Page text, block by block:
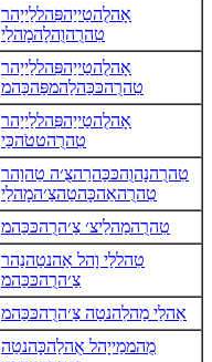
אָהלֻהטַייַהפִּהללַייָהר
טִהרֻהוֻהלָהמָהלַי
אָהלֻהטַייַהפִּהללַייָהר
טִהרֻהכּכַּהלַהמפַּהכַּהמ
אָהלֻהטַייַהפִּהללַייָהר
טִהרֻהטטֹהכַּי
טִהרֻהנָהוֻהכּכַּהרַהצֻ׳ה טֵהוַהר
טִהרֻהאֵהכָּהטַהצַ׳המָהלַי
טִהרֻהמַהלַיצ׳ צַ׳הרֻהכּכַּהמ
טִהללַי וָהל אַהנטַהנַהר
צַ׳הרֻהכּכַּהמ
אִהלַי מַהלִהנטַה צַ׳הרֻהכּכַּהמ
מֻהממַייָהל אֻהלַהכָּהנטַה